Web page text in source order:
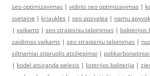
seo optimizavimas | vidinis seo optimizavimas |
svetaine | kriaukles | seo apzvalga | namu
| vaikams | seo straipsniu talpinimas | bakterijos
zaidimas vaikams | seo straipsniu talpinimas |
siltnamiai stipruolis atsiliepimai |
| kodel atsiranda pelesis | listerijos bakterija |